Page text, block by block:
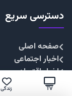
TV زندگی
دسترسی سریع
صفحه اصلی
اخبار اجتماعی
اخبار اقتصادی
اخبار چندرسانه